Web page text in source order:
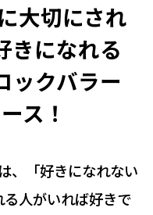
大切にされ
きになれる
ックバラー
ス！
、「好きになれない
人がいれば好きで